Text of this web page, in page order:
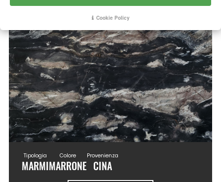
Tipologia
MARMI
Colore
MARRONE
Provenienza
CINA
Cookie Policy